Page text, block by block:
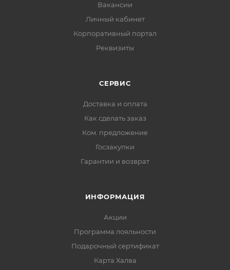
Вакансии
Личный кабинет
Корпоративный портал
Реквизиты
СЕРВИС
Доставка и оплата
Как сделать заказ
Ком. предложение
Госзакупки
Гарантии и возврат
ИНФОРМАЦИЯ
Акции
Программа лояльности
Подарочный сертификат
Карта Халва